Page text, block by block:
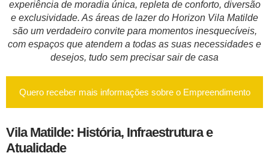
experiência de moradia única, repleta de conforto, diversão
e exclusividade. As áreas de lazer do Horizon Vila Matilde
são um verdadeiro convite para momentos inesquecíveis,
com espaços que atendem a todas as suas necessidades e
desejos, tudo sem precisar sair de casa
Quero receber mais informações sobre o Empreendimento
Vila Matilde: História, Infraestrutura e
Atualidade